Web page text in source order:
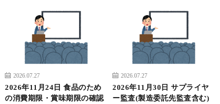
2026.07.27
2026年11月24日 食品のため
の消費期限・賞味期限の確認
2026.07.27
2026年11月30日 サプライヤ
ー監査(製造委託先監査含む)